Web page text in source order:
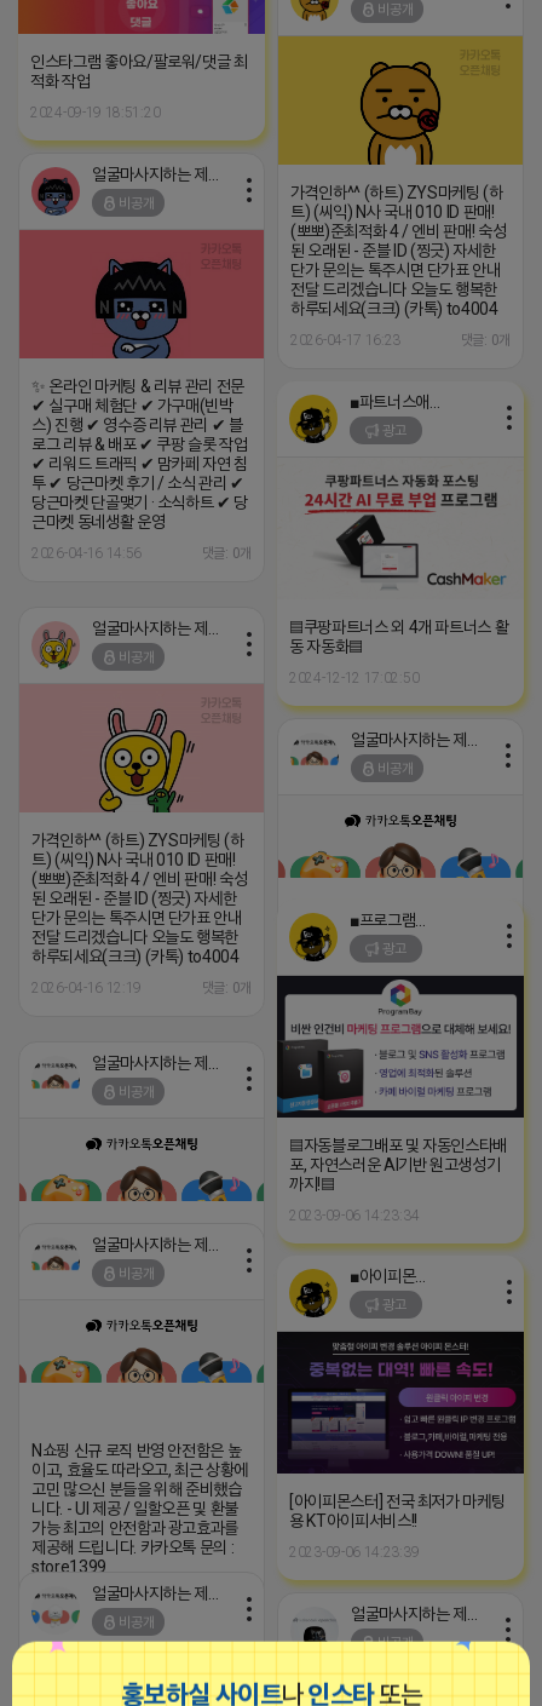
홍보하실 사이트나인스타또는
인스타그램 좋아요/팔로워/댓글 최
적화 작업
2024-09-19 18:51:20
비공개
가격인하^^ (하트) ZYS마케팅 (하
트) (씨익) N사 국내 010 ID 판매!
(뽀뽀)준최적화 4 / 엔비 판매! 숙성
된 오래된 - 준블 ID (찡긋) 자세한
단가 문의는 톡주시면 단가표 안내
전달 드리겠습니다 오늘도 행복한
하루되세요(크크) (카톡) to4004
2026-04-17 16:23 댓글: 0개
비공개
✨ 온라인 마케팅 & 리뷰 관리 전문
✔ 실구매 체험단 ✔ 가구매(빈박
스) 진행 ✔ 영수증 리뷰 관리 ✔ 블
로그 리뷰 & 배포 ✔ 쿠팡 슬롯 작업
✔ 리워드 트래픽 ✔ 맘카페 자연 침
투 ✔ 당근마켓 후기 / 소식 관리 ✔
당근마켓 단골맺기 · 소식하트 ✔ 당
근마켓 동네생활 운영
2026-04-16 14:56 댓글: 0개
광고
▤쿠팡파트너스 외 4개 파트너스 활
동 자동화▤
2024-12-12 17:02:50
비공개
가격인하^^ (하트) ZYS마케팅 (하
트) (씨익) N사 국내 010 ID 판매!
(뽀뽀)준최적화 4 / 엔비 판매! 숙성
된 오래된 - 준블 ID (찡긋) 자세한
단가 문의는 톡주시면 단가표 안내
전달 드리겠습니다 오늘도 행복한
하루되세요(크크) (카톡) to4004
2026-04-16 12:19 댓글: 0개
비공개
2026-04-16 10:54
광고
▤자동블로그배포 및 자동인스타배
포, 자연스러운 AI기반 원고생성기
까지!▤
2023-09-06 14:23:34
비공개
2026-04-16 07:03
비공개
N쇼핑 신규 로직 반영 안전함은 높
이고, 효율도 따라오고, 최근 상황에
고민 많으신 분들을 위해 준비했습
니다. - UI 제공 / 일할오픈 및 환불
가능 최고의 안전함과 광고효과를
제공해 드립니다. 카카오톡 문의 :
store1399
https://open.kakao.com/o/p9VYUs9h
2026-04-15 21:32 댓글: 0개
■아이피몬스터■
광고
[아이피몬스터] 전국 최저가 마케팅
용 KT아이피서비스!!
2023-09-06 14:23:39
비공개
비공개